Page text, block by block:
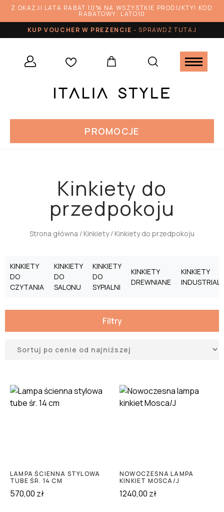
Z OKAZJI LATA RABAT 10% NA WSZYSTKIE PRODUKTY! KOD
RABATOWY: LATO10
KUP VOUCHER W PREZENCIE-SPRAWDŹ TUTAJ
PROMOCJE
Kinkiety do
przedpokoju
Strona główna / Kinkiety/ Kinkiety do przedpokoju
KINKIETY
DO
CZYTANIA
KINKIETY
DO
SALONU
KINKIETY
DO
SYPIALNI
KINKIETY
DREWNIANE
KINKIETY
Filtry
LAMPA ŚCIENNA STYLOWA
TUBE ŚR. 14 CM
570,00 zł
NOWOCZESNA LAMPA
KINKIET MOSCA/J
1240,00 zł